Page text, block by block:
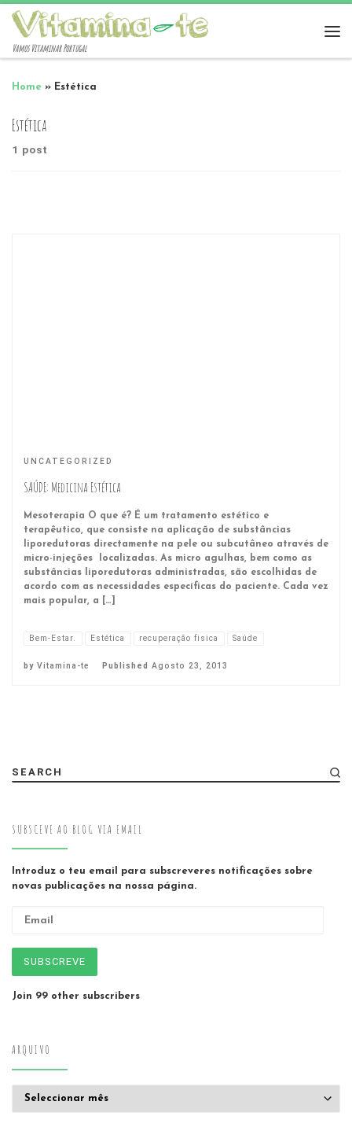
Vamos Vitaminar Portugal
Home » Estética
Estética
1 post
UNCATEGORIZED
SAÚDE: Medicina Estética
Mesoterapia O que é? É um tratamento estético e
terapêutico, que consiste na aplicação de substâncias
liporedutoras directamente na pele ou subcutâneo através de
micro-injeções localizadas. As micro agulhas, bem como as
substâncias liporedutoras administradas, são escolhidas de
acordo com as necessidades específicas do paciente. Cada vez
mais popular, a […]
Bem-Estar. Estética recuperação fisica Saúde
by Vitamina-te Published Agosto 23, 2013
SEARCH
SUBSCEVE AO BLOG VIA EMAIL
Introduz o teu email para subscreveres notificações sobre
novas publicações na nossa página.
SUBSCREVE
Join 99 other subscribers
ARQUIVO